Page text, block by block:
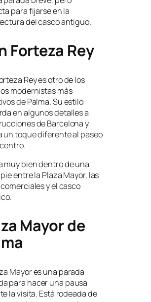
para fijarse en la
del casco antiguo.
Forteza Rey
Rey es otro de los
modernistas más
de Palma. Su estilo
en algunos detalles a
de Barcelona y
un toque diferente al paseo
muy bien dentro de una
entre la Plaza Mayor, las
y el casco
Mayor de
Mayor es una parada
para hacer una pausa
la visita. Está rodeada de